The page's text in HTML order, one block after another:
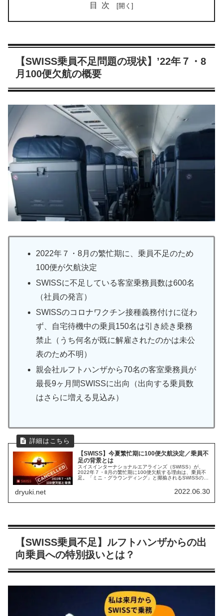
目次
【SWISS乗員不足問題の現状】’22年７・8
月100便欠航の概要
2022年７・8月の繁忙期に、乗員不足のため
100便が欠航決定
SWISSに不足している客室乗務員数は600名
（社員の発言）
SWISSのコロナワクチン接種義務付けに従わ
ず、自宅待機中の乗員150名は引き続き乗務
禁止（うち何名が既に解雇されたのかは未公
表のため不明）
親会社ルフトハンザから70名の客室乗務員が
最長9ヶ月間SWISSに出向（出向する乗員数
はさらに増える見込み）
【SWISS】今夏繁忙期に100便欠航決定／乗員不
足の背景とは
スイスインターナショナルエアラインズ（SWISS）が、
2022年７・8月の繁忙期に100便欠航する理由は、乗員不
足。「ミニ・グラウンディング」と揶揄されるSWISSの現
dryuki.net 2022.06.30
【SWISS乗員不足】ルフトハンザからの出
向乗員への特別扱いとは？